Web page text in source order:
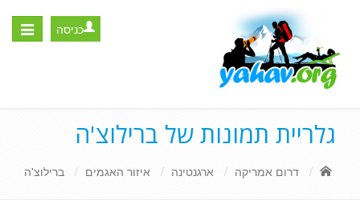
Toggle
כניסה
גלריית תמונות של ברילוצ'ה
דרום אמריקה ארגנטינה איזור האגמים ברילוצ'ה